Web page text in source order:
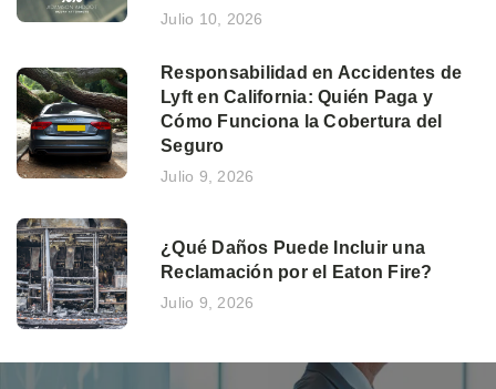
Julio 10, 2026
Responsabilidad en Accidentes de
Lyft en California: Quién Paga y
Cómo Funciona la Cobertura del
Seguro
Julio 9, 2026
¿Qué Daños Puede Incluir una
Reclamación por el Eaton Fire?
Julio 9, 2026